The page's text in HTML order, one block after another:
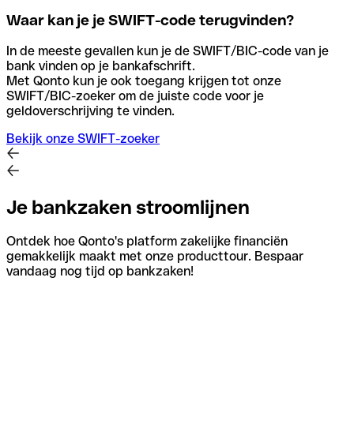
Waar kan je je SWIFT-code terugvinden?
In de meeste gevallen kun je de SWIFT/BIC-code van je
bank vinden op je bankafschrift.
Met Qonto kun je ook toegang krijgen tot onze
SWIFT/BIC-zoeker om de juiste code voor je
geldoverschrijving te vinden.
Bekijk onze SWIFT-zoeker
Je bankzaken stroomlijnen
Ontdek hoe Qonto's platform zakelijke financiën
gemakkelijk maakt met onze producttour. Bespaar
vandaag nog tijd op bankzaken!